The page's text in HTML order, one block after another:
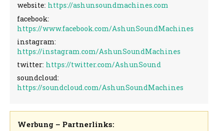
website: https://ashunsoundmachines.com
facebook:
https://www.facebook.com/AshunSoundMachines
instagram:
https://instagram.com/AshunSoundMachines
twitter: https://twitter.com/AshunSound
soundcloud:
https://soundcloud.com/AshunSoundMachines
Werbung – Partnerlinks: